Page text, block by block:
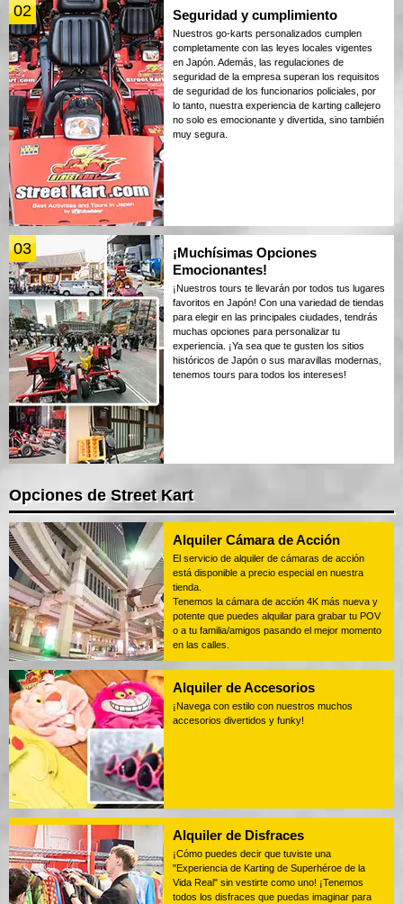
02 Seguridad y cumplimiento
Nuestros go-karts personalizados cumplen
completamente con las leyes locales vigentes
en Japón. Además, las regulaciones de
seguridad de la empresa superan los requisitos
de seguridad de los funcionarios policiales, por
lo tanto, nuestra experiencia de karting callejero
no solo es emocionante y divertida, sino también
muy segura.
03
¡Muchísimas Opciones
Emocionantes!
¡Nuestros tours te llevarán por todos tus lugares
favoritos en Japón! Con una variedad de tiendas
para elegir en las principales ciudades, tendrás
muchas opciones para personalizar tu
experiencia. ¡Ya sea que te gusten los sitios
históricos de Japón o sus maravillas modernas,
tenemos tours para todos los intereses!
Opciones de Street Kart
Alquiler Cámara de Acción
El servicio de alquiler de cámaras de acción
está disponible a precio especial en nuestra
tienda.
Tenemos la cámara de acción 4K más nueva y
potente que puedes alquilar para grabar tu POV
o a tu familia/amigos pasando el mejor momento
en las calles.
Alquiler de Accesorios
¡Navega con estilo con nuestros muchos
accesorios divertidos y funky!
Alquiler de Disfraces
¡Cómo puedes decir que tuviste una
"Experiencia de Karting de Superhéroe de la
Vida Real" sin vestirte como uno! ¡Tenemos
todos los disfraces que puedas imaginar para